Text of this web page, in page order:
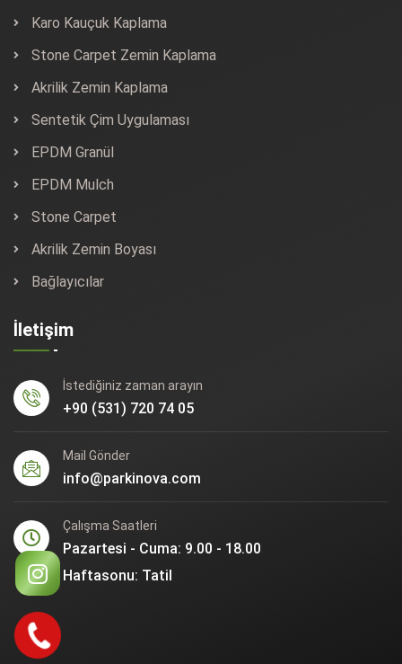
Karo Kauçuk Kaplama
Stone Carpet Zemin Kaplama
Akrilik Zemin Kaplama
Sentetik Çim Uygulaması
EPDM Granül
EPDM Mulch
Stone Carpet
Akrilik Zemin Boyası
Bağlayıcılar
İletişim
İstediğiniz zaman arayın
+90 (531) 720 74 05
Mail Gönder
info@parkinova.com
Çalışma Saatleri
Pazartesi - Cuma: 9.00 - 18.00
Haftasonu: Tatil